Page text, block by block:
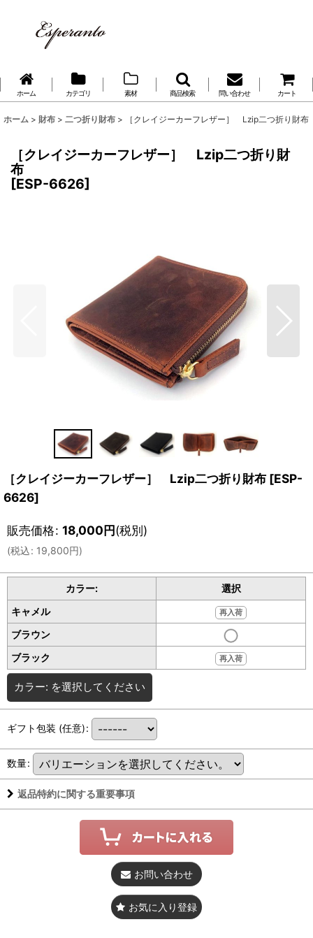
ホーム カテゴリ 素材 商品検索 問い合わせ カート
ホーム > 財布 > 二つ折り財布 > ［クレイジーカーフレザー］ Lzip二つ折り財布
［クレイジーカーフレザー］ Lzip二つ折り財
布
[ESP-6626]
［クレイジーカーフレザー］ Lzip二つ折り財布 [ESP-
6626]
販売価格: 18,000円(税別)
(税込: 19,800円)
カラー:
選択
キャメル
再入荷
ブラウン
ブラック
再入荷
カラー: を選択してください
ギフト包装 (任意):
数量:
返品特約に関する重要事項
お問い合わせ
お気に入り登録